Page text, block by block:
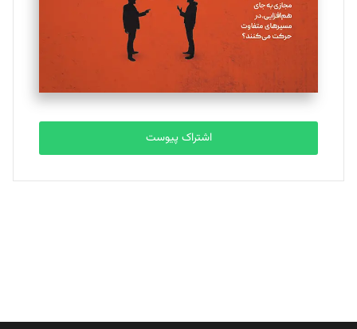
ملینا جعفری
تحریریه
مصطفی مسجدی آرانی
تحریریه
بابک نقاش
تحریریه
اشتراک پیوست